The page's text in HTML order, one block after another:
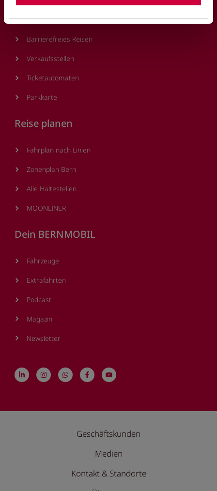
Sicherheit und Sauberkeit
Barrierefreies Reisen
Verkaufsstellen
Ticketautomaten
Parkkarte
Reise planen
Fahrplan nach Linien
Zonenplan Bern
Alle Haltestellen
MOONLINER
Dein BERNMOBIL
Fahrzeuge
Extrafahrten
Podcast
Magazin
Newsletter
Geschäftskunden
Medien
Kontakt & Standorte